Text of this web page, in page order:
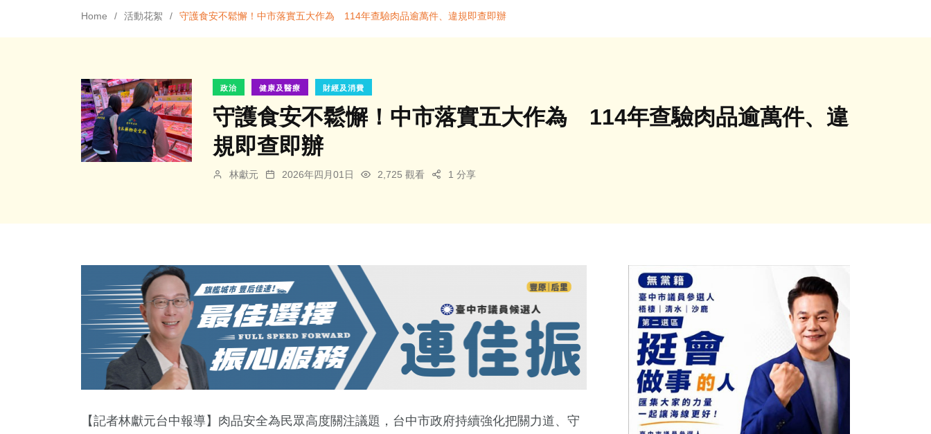
Home 活動花絮 守護食安不鬆懈！中市落實五大作為 114年查驗肉品逾萬件、違規即查即辦
政治 健康及醫療 財經及消費
守護食安不鬆懈！中市落實五大作為 114年查驗肉品逾萬件、違
規即查即辦
林獻元 2026年四月01日 2,725 觀看 1 分享
【記者林獻元台中報導】肉品安全為民眾高度關注議題，台中市政府持續強化把關力道、守